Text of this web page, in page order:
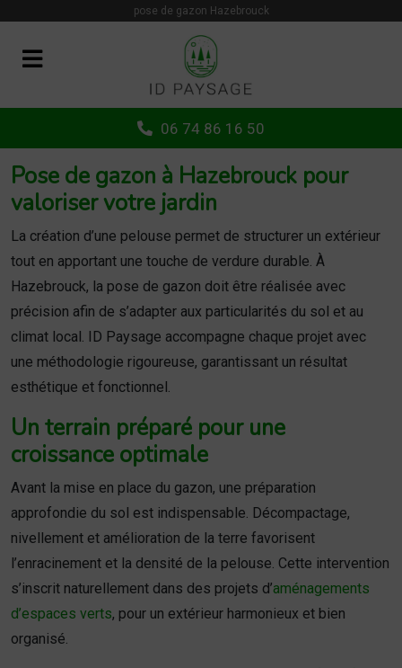
pose de gazon Hazebrouck
06 74 86 16 50
Pose de gazon à Hazebrouck pour
valoriser votre jardin
La création d’une pelouse permet de structurer un extérieur
tout en apportant une touche de verdure durable. À
Hazebrouck, la pose de gazon doit être réalisée avec
précision afin de s’adapter aux particularités du sol et au
climat local. ID Paysage accompagne chaque projet avec
une méthodologie rigoureuse, garantissant un résultat
esthétique et fonctionnel.
Un terrain préparé pour une
croissance optimale
Avant la mise en place du gazon, une préparation
approfondie du sol est indispensable. Décompactage,
nivellement et amélioration de la terre favorisent
l’enracinement et la densité de la pelouse. Cette intervention
s’inscrit naturellement dans des projets d’aménagements
d’espaces verts, pour un extérieur harmonieux et bien
organisé.
Panneau de gestion des cookies